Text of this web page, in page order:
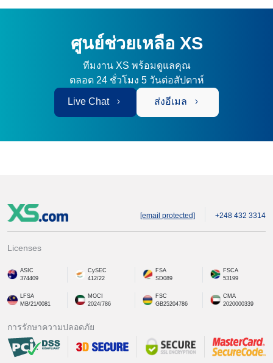
ศูนย์ช่วยเหลือ XS
ทีมงาน XS พร้อมดูแลคุณ
ตลอด 24 ชั่วโมง 5 วันต่อสัปดาห์
Live Chat ส่งอีเมล
[email protected] +248 432 3314
Licenses
ASIC
374409
CySEC
412/22
FSA
SD089
FSCA
53199
LFSA
MB/21/0081
MOCI
2024/786
FSC
GB25204786
CMA
2020000339
การรักษาความปลอดภัย